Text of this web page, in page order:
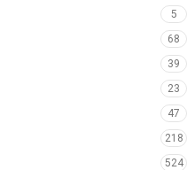
5
68
39
23
47
218
524